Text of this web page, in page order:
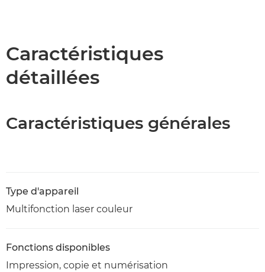
Assistance
Caractéristiques
détaillées
Caractéristiques générales
Type d'appareil
Multifonction laser couleur
Fonctions disponibles
Impression, copie et numérisation